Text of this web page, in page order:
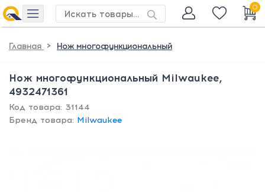
0
Главная > Нож многофункциональный
Нож многофункциональный Milwaukee,
4932471361
Код товара: 31144
Бренд товара: Milwaukee